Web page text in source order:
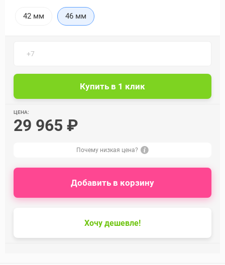
42 мм 46 мм
ЦЕНА:
29 965 ₽
Почему низкая цена?
Хочу дешевле!
Добавить в корзину